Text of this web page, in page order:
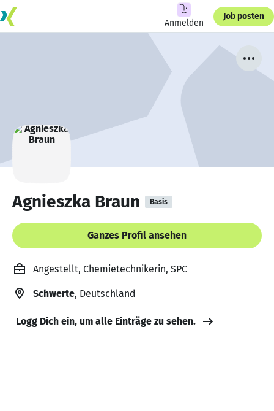
Anmelden
Job posten
Agnieszka Braun Basis
Ganzes Profil ansehen
Angestellt, Chemietechnikerin, SPC
Schwerte, Deutschland
Logg Dich ein, um alle Einträge zu sehen.